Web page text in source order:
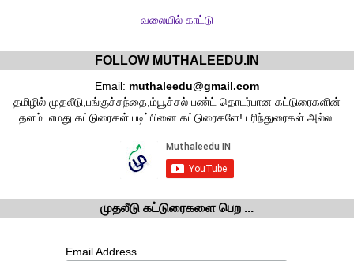
வலையில் காட்டு
FOLLOW MUTHALEEDU.IN
Email: muthaleedu@gmail.com
தமிழில் முதலீடு,பங்குச்சந்தை,ம்யூச்சல் பண்ட் தொடர்பான கட்டுரைகளின்
தளம். எமது கட்டுரைகள் படிப்பினை கட்டுரைகளே! பரிந்துரைகள் அல்ல.
முதலீடு கட்டுரைகளை பெற ...
Email Address